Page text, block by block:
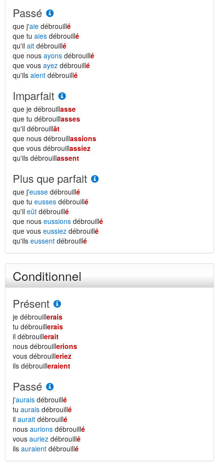
Passé
que j'aie débrouillé
que tu aies débrouillé
qu'il ait débrouillé
que nous ayons débrouillé
que vous ayez débrouillé
qu'ils aient débrouillé
Imparfait
que je débrouillasse
que tu débrouillasses
qu'il débrouillât
que nous débrouillassions
que vous débrouillassiez
qu'ils débrouillassent
Plus que parfait
que j'eusse débrouillé
que tu eusses débrouillé
qu'il eût débrouillé
que nous eussions débrouillé
que vous eussiez débrouillé
qu'ils eussent débrouillé
Conditionnel
Présent
je débrouillerais
tu débrouillerais
il débrouillerait
nous débrouillerions
vous débrouilleriez
ils débrouilleraient
Passé
j'aurais débrouillé
tu aurais débrouillé
il aurait débrouillé
nous aurions débrouillé
vous auriez débrouillé
ils auraient débrouillé